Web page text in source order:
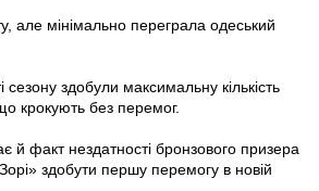
але мінімально переграла одеський
здобули максимальну кількість
крокують без перемог.
й факт нездатності бронзового призера
здобути першу перемогу в новій